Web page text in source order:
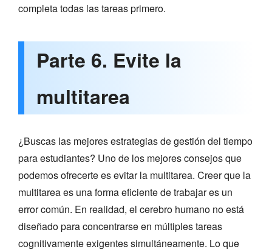
completa todas las tareas primero.
Parte 6. Evite la
multitarea
¿Buscas las mejores estrategias de gestión del tiempo
para estudiantes? Uno de los mejores consejos que
podemos ofrecerte es evitar la multitarea. Creer que la
multitarea es una forma eficiente de trabajar es un
error común. En realidad, el cerebro humano no está
diseñado para concentrarse en múltiples tareas
cognitivamente exigentes simultáneamente. Lo que